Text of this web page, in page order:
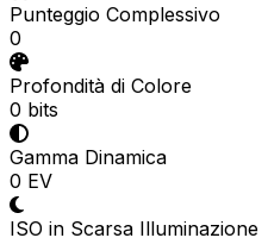
Punteggio Complessivo
0
Profondità di Colore
0 bits
Gamma Dinamica
0 EV
ISO in Scarsa Illuminazione